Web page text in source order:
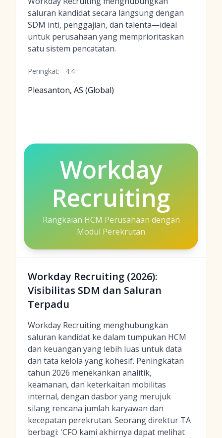
saluran kandidat secara langsung dengan
SDM inti, penggajian, dan talenta—ideal
untuk perusahaan yang memprioritaskan
satu sistem pencatatan.
Peringkat: 4.4
Pleasanton, AS (Global)
Workday
Recruiting
Rangkaian HCM Perusahaan dengan
Modul Perekrutan
Workday Recruiting (2026):
Visibilitas SDM dan Saluran
Terpadu
Workday Recruiting menghubungkan
saluran kandidat ke dalam tumpukan HCM
dan keuangan yang lebih luas untuk data
dan tata kelola yang kohesif. Peningkatan
tahun 2026 menekankan analitik,
keamanan, dan keterkaitan mobilitas
internal, dengan dasbor yang merujuk
silang rencana jumlah karyawan dan
kecepatan perekrutan. Seorang direktur TA
berbagi: 'CFO kami akhirnya dapat melihat